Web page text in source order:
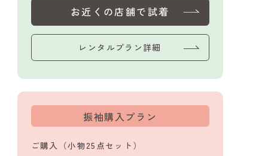
お近くの店舗で試着
レンタルプラン詳細
振袖購入プラン
ご購入（小物25点セット）